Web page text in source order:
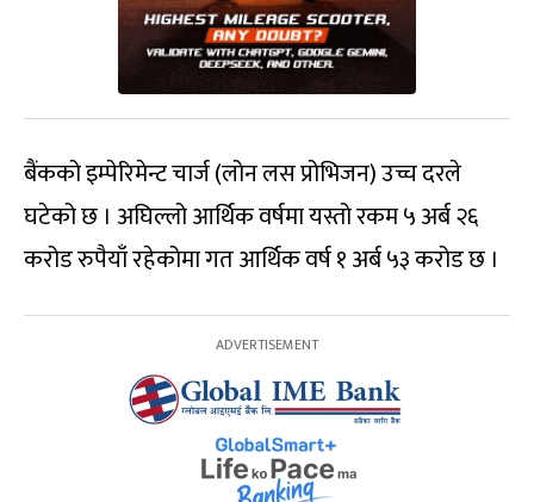
बैंकको इम्पेरिमेन्ट चार्ज (लोन लस प्रोभिजन) उच्च दरले
घटेको छ । अघिल्लो आर्थिक वर्षमा यस्तो रकम ५ अर्ब २६
करोड रुपैयाँ रहेकोमा गत आर्थिक वर्ष १ अर्ब ५३ करोड छ ।